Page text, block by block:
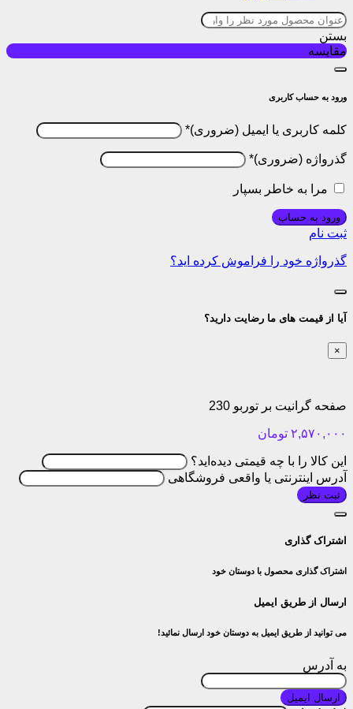
بستن
مقایسه
ورود به حساب کاربری
کلمه کاربری یا ایمیل *
گذرواژه *
مرا به خاطر بسپار
ورود به حساب
ثبت نام
گذرواژه خود را فراموش کرده اید؟
آیا از قیمت های ما رضایت دارید؟
×
صفحه گرانیت بر توربو 230
۲,۵۷۰,۰۰۰ تومان
این کالا را با چه قیمتی دیده‌اید؟
آدرس اینترنتی یا واقعی فروشگاهی
ثبت نظر
اشتراک گذاری
اشتراک گذاری محصول با دوستان خود
ارسال از طریق ایمیل
می توانید از طریق ایمیل به دوستان خود ارسال نمائید!
به آدرس
ارسال ایمیل